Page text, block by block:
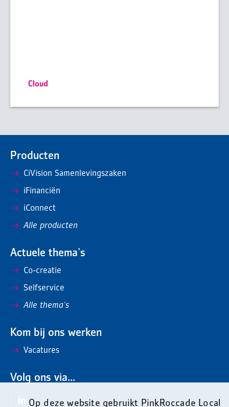
Cloud
Op deze website gebruikt PinkRoccade Local
Producten
CiVision Samenlevingszaken
iFinanciën
iConnect
Alle producten
Actuele thema's
Co-creatie
Selfservice
Alle thema's
Kom bij ons werken
Vacatures
Volg ons via...